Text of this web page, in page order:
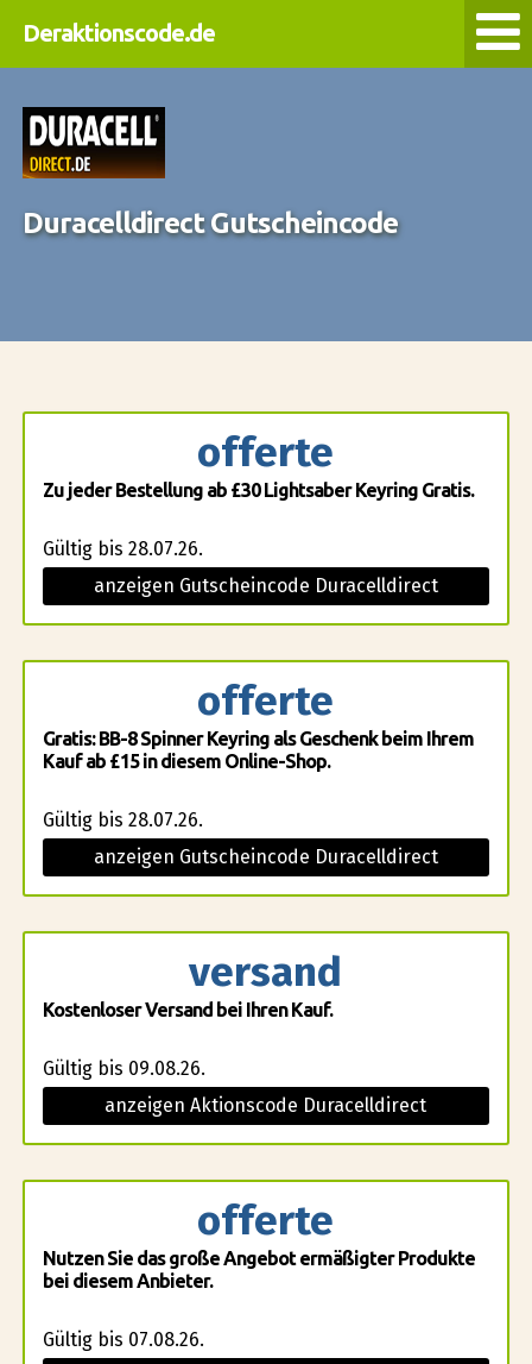
Deraktionscode.de
Duracelldirect Gutscheincode
offerte
Zu jeder Bestellung ab £30 Lightsaber Keyring Gratis.
Gültig bis 28.07.26.
anzeigen Gutscheincode Duracelldirect
offerte
Gratis: BB-8 Spinner Keyring als Geschenk beim Ihrem
Kauf ab £15 in diesem Online-Shop.
Gültig bis 28.07.26.
anzeigen Gutscheincode Duracelldirect
versand
Kostenloser Versand bei Ihren Kauf.
Gültig bis 09.08.26.
anzeigen Aktionscode Duracelldirect
offerte
Nutzen Sie das große Angebot ermäßigter Produkte
bei diesem Anbieter.
Gültig bis 07.08.26.